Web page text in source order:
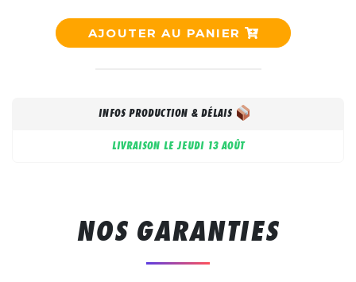
AJOUTER AU PANIER
INFOS PRODUCTION & DÉLAIS
LIVRAISON LE JEUDI 13 AOÛT
NOS GARANTIES